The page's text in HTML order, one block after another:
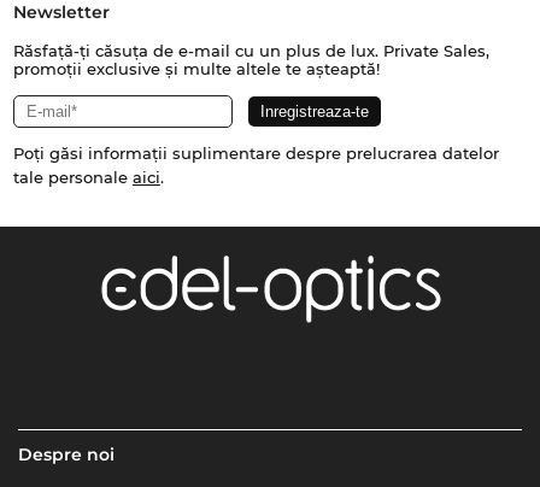
Newsletter
Răsfață-ți căsuța de e-mail cu un plus de lux. Private Sales,
promoții exclusive și multe altele te așteaptă!
Poți găsi informații suplimentare despre prelucrarea datelor
tale personale aici.
Despre noi